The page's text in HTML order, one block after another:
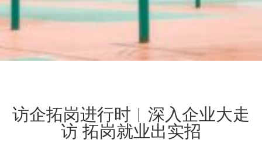
访企拓岗进行时︱深入企业大走
访 拓岗就业出实招